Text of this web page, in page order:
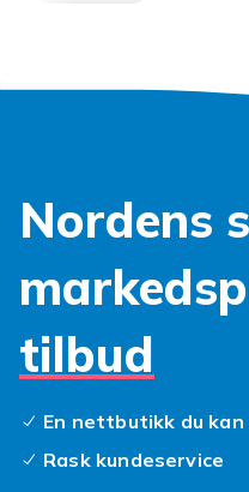
Nordens
tilbud
En nettbutikk du
Rask kundeservice